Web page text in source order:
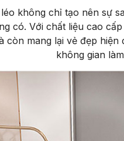
không chỉ tạo nên sự
có. Với chất liệu cao
còn mang lại vẻ đẹp
không gian